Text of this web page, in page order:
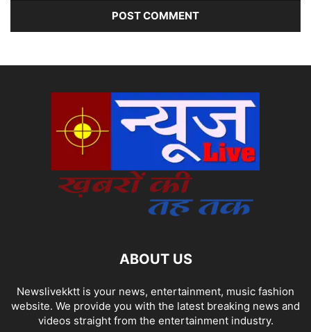
ABOUT US
Newslivekktt is your news, entertainment, music fashion
website. We provide you with the latest breaking news and
videos straight from the entertainment industry.